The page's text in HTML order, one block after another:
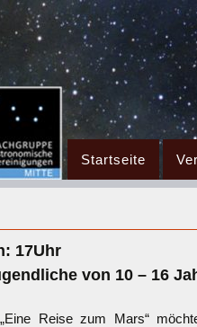
Inhalt
springen
Startseite
17Uhr
von 10 – 16
Reise zum Mars“